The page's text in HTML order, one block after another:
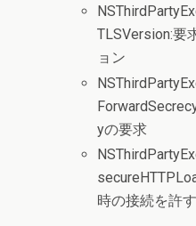
TLSVersion:要
ョン
yの要求
時の接続を許